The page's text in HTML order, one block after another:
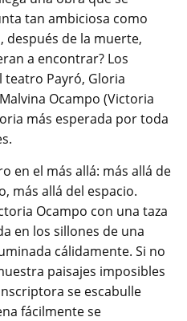
tan ambiciosa como
después de la muerte,
a encontrar? Los
teatro Payró, Gloria
Ocampo (Victoria
más esperada por toda
en el más allá: más allá de
más allá del espacio.
Ocampo con una taza
en los sillones de una
cálidamente. Si no
paisajes imposibles
se escabulle
fácilmente se